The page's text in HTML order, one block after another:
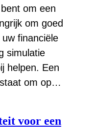
om een
om goed
financiële
simulatie
helpen. Een
om op…
voor een